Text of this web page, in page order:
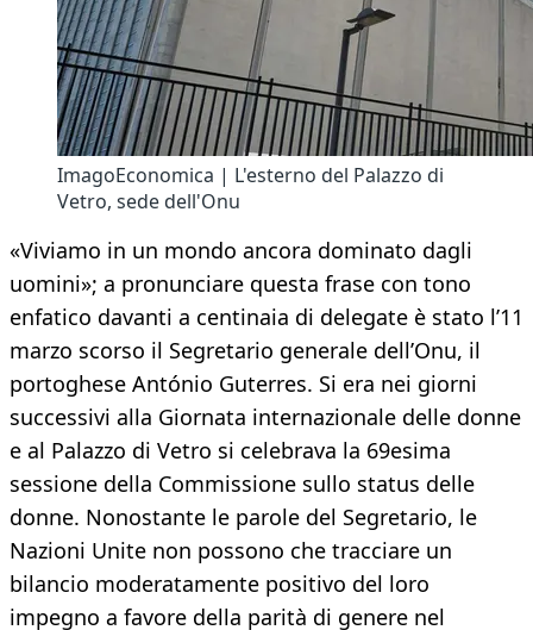
ImagoEconomica | L'esterno del Palazzo di
Vetro, sede dell'Onu
«Viviamo in un mondo ancora dominato dagli
uomini»; a pronunciare questa frase con tono
enfatico davanti a centinaia di delegate è stato l’11
marzo scorso il Segretario generale dell’Onu, il
portoghese António Guterres. Si era nei giorni
successivi alla Giornata internazionale delle donne
e al Palazzo di Vetro si celebrava la 69esima
sessione della Commissione sullo status delle
donne. Nonostante le parole del Segretario, le
Nazioni Unite non possono che tracciare un
bilancio moderatamente positivo del loro
impegno a favore della parità di genere nel